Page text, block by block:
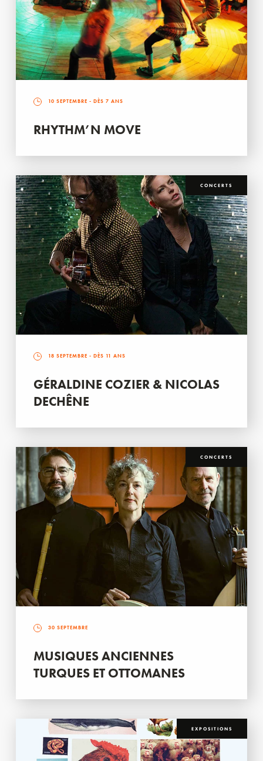
10 SEPTEMBRE - DÈS 7 ANS
RHYTHM’N MOVE
CONCERTS
18 SEPTEMBRE - DÈS 11 ANS
GÉRALDINE COZIER & NICOLAS
DECHÊNE
CONCERTS
30 SEPTEMBRE
MUSIQUES ANCIENNES
TURQUES ET OTTOMANES
EXPOSITIONS